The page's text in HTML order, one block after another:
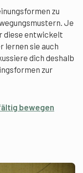
zu
Je
diese entwickelt
lernen sie auch
dich deshalb
zur
bewegen